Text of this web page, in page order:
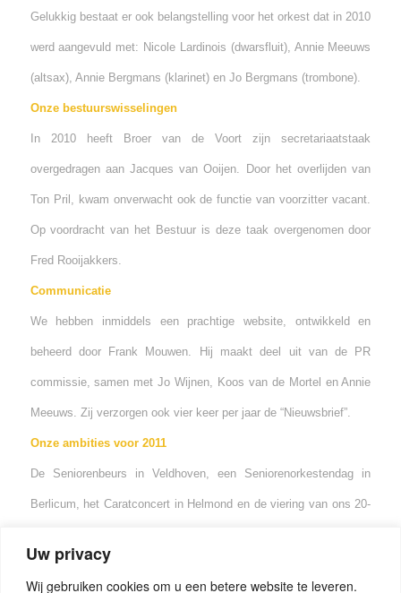
Uw privacy
Wij gebruiken cookies om u een betere website te leveren.
Gelukkig bestaat er ook belangstelling voor het orkest dat in 2010
werd aangevuld met: Nicole Lardinois (dwarsfluit), Annie Meeuws
(altsax), Annie Bergmans (klarinet) en Jo Bergmans (trombone).
Onze bestuurswisselingen
In 2010 heeft Broer van de Voort zijn secretariaatstaak
overgedragen aan Jacques van Ooijen. Door het overlijden van
Ton Pril, kwam onverwacht ook de functie van voorzitter vacant.
Op voordracht van het Bestuur is deze taak overgenomen door
Fred Rooijakkers.
Communicatie
We hebben inmiddels een prachtige website, ontwikkeld en
beheerd door Frank Mouwen. Hij maakt deel uit van de PR
commissie, samen met Jo Wijnen, Koos van de Mortel en Annie
Meeuws. Zij verzorgen ook vier keer per jaar de “Nieuwsbrief”.
Onze ambities voor 2011
De Seniorenbeurs in Veldhoven, een Seniorenorkestendag in
Berlicum, het Caratconcert in Helmond en de viering van ons 20-
commissie zal hier invulling aan gaan geven.